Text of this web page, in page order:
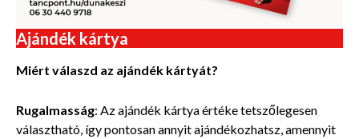
Ajándék kártya
Miért válaszd az ajándék kártyát?
Rugalmasság: Az ajándék kártya értéke tetszőlegesen
választható, így pontosan annyit ajándékozhatsz, amennyit